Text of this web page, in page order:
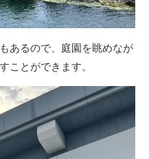
あるので、庭園を眺めなが
ことができます。